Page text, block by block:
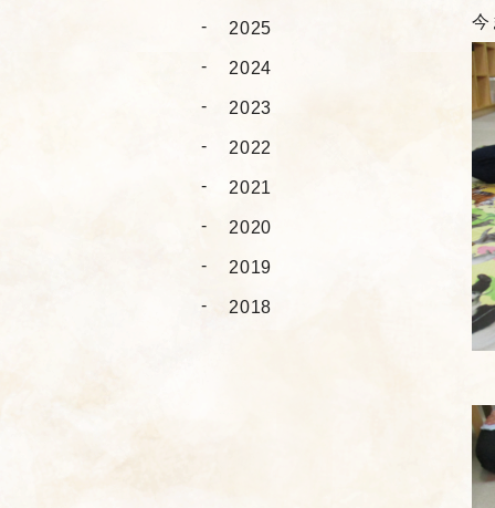
今
2025
2024
2023
2022
2021
2020
2019
2018